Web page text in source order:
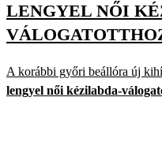
LENGYEL NŐI
A korábbi győri beállóra új
lengyel női kézilabda-